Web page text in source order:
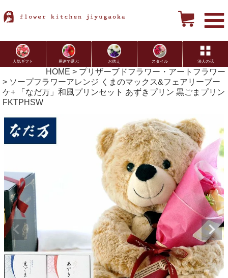
人気ギフト 用途で選ぶ お供え スタイル 法人の花
HOME
プリザーブドフラワー・アートフラワー
ソープフラワーアレンジ くまのマックス&フェアリーブー
ケ+ 「なだ万」和風プリンセット あずきプリン 黒ごまプリン
FKTPHSW